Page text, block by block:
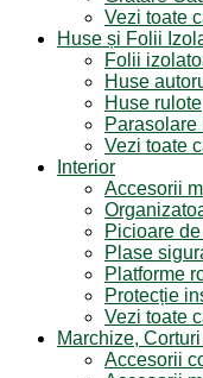
Vezi toate
Huse și Folii
Folii
Huse
Huse rulote
Parasolare
Vezi toate
Interior
Accesorii
Picioare
Plase
Platforme
Protecție
Vezi toate
Marchize,
Accesorii